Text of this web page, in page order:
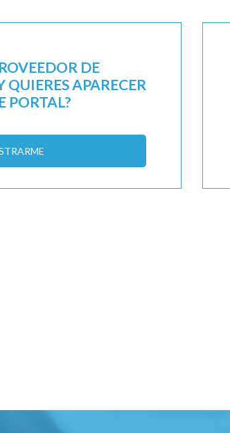
DE
APARECER
PORTAL?